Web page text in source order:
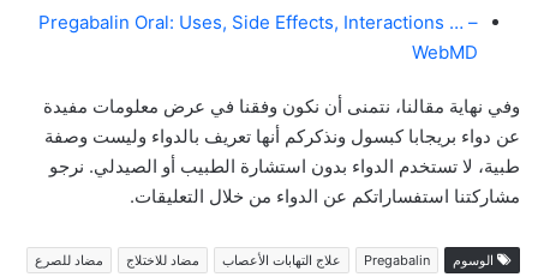
Pregabalin Oral: Uses, Side Effects, Interactions … –
WebMD
وفي نهاية مقالنا، نتمنى أن نكون وفقنا في عرض معلومات مفيدة
عن دواء بريجابا كبسول ونذكركم أنها تعريف بالدواء وليست وصفة
طبية، لا تستخدم الدواء بدون استشارة الطبيب أو الصيدلي. نرجو
مشاركتنا استفساراتكم عن الدواء من خلال التعليقات.
الوسوم Pregabalin علاج التهابات الأعصاب مضاد للاختلاج مضاد للصرع